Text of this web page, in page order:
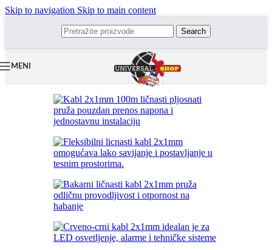
Skip to navigation Skip to main content
Search
MENI